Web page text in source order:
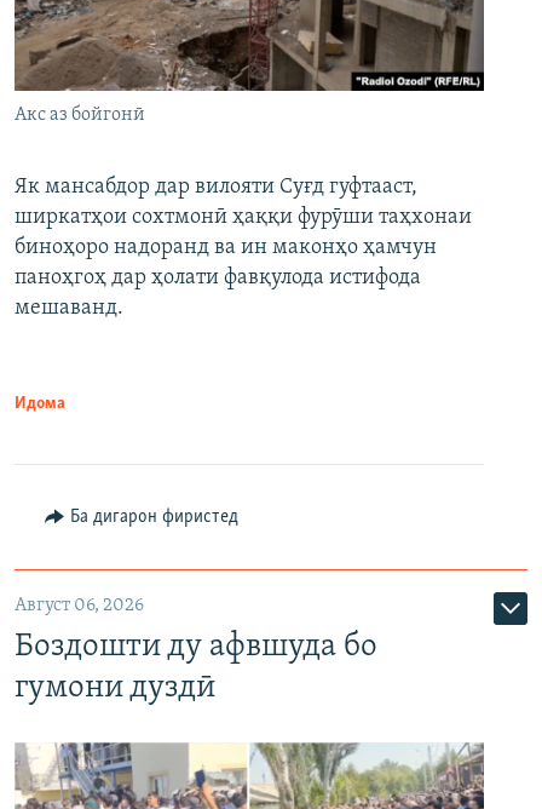
Акс аз бойгонӣ
Як мансабдор дар вилояти Суғд гуфтааст,
ширкатҳои сохтмонӣ ҳаққи фурӯши таҳхонаи
биноҳоро надоранд ва ин маконҳо ҳамчун
паноҳгоҳ дар ҳолати фавқулода истифода
мешаванд.
Идома
Ба дигарон фиристед
Август 06, 2026
Боздошти ду афвшуда бо
гумони дуздӣ